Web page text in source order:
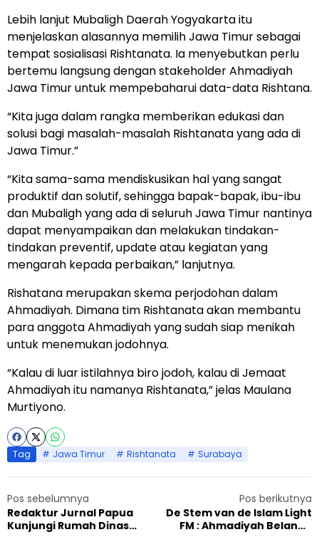
Lebih lanjut Mubaligh Daerah Yogyakarta itu
menjelaskan alasannya memilih Jawa Timur sebagai
tempat sosialisasi Rishtanata. Ia menyebutkan perlu
bertemu langsung dengan stakeholder Ahmadiyah
Jawa Timur untuk mempebaharui data-data Rishtana.
“Kita juga dalam rangka memberikan edukasi dan
solusi bagi masalah-masalah Rishtanata yang ada di
Jawa Timur.”
“Kita sama-sama mendiskusikan hal yang sangat
produktif dan solutif, sehingga bapak-bapak, ibu-ibu
dan Mubaligh yang ada di seluruh Jawa Timur nantinya
dapat menyampaikan dan melakukan tindakan-
tindakan preventif, update atau kegiatan yang
mengarah kepada perbaikan,” lanjutnya.
Rishatana merupakan skema perjodohan dalam
Ahmadiyah. Dimana tim Rishtanata akan membantu
para anggota Ahmadiyah yang sudah siap menikah
untuk menemukan jodohnya.
“Kalau di luar istilahnya biro jodoh, kalau di Jemaat
Ahmadiyah itu namanya Rishtanata,” jelas Maulana
Murtiyono.
Tag Jawa Timur Rishtanata Surabaya
Pos sebelumnya
Redaktur Jurnal Papua
Kunjungi Rumah Dinas
Pos berikutnya
De Stem van de Islam Light
FM : Ahmadiyah Belanda